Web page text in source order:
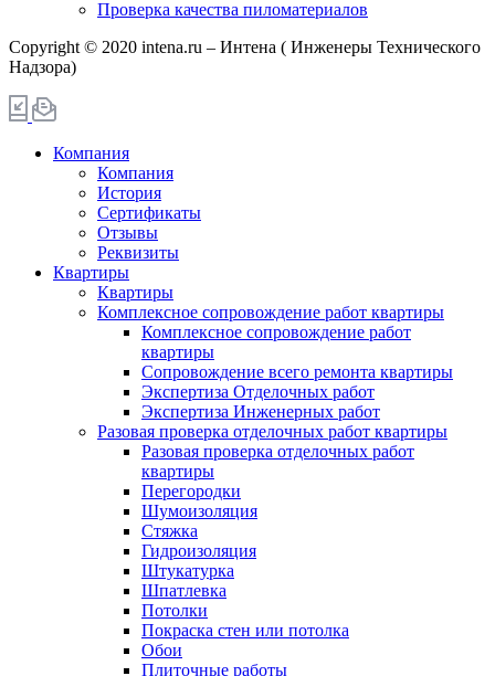
Проверка качества пиломатериалов
Copyright © 2020 intena.ru – Интена ( Инженеры Технического
Надзора)
Компания
Компания
История
Сертификаты
Отзывы
Реквизиты
Квартиры
Квартиры
Комплексное сопровождение работ квартиры
Комплексное сопровождение работ
квартиры
Сопровождение всего ремонта квартиры
Экспертиза Отделочных работ
Экспертиза Инженерных работ
Разовая проверка отделочных работ квартиры
Разовая проверка отделочных работ
квартиры
Перегородки
Шумоизоляция
Стяжка
Гидроизоляция
Штукатурка
Шпатлевка
Потолки
Покраска стен или потолка
Обои
Плиточные работы